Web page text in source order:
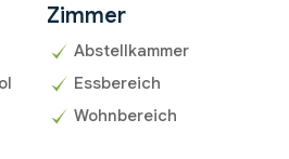
Zimmer
Abstellkammer
Essbereich
Wohnbereich